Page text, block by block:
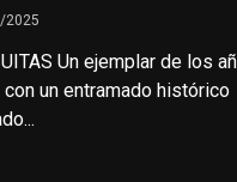
2025
Un ejemplar de los
un entramado histórico